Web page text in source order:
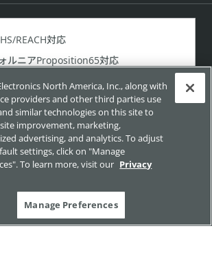
REACH対応
ルニアProposition65対応
質に関する規制法令と、それらに対する当社
説明します。
North America, Inc., along with
providers and other third parties use
similar technologies on this site to
improvement, marketing,
advertising, and analytics. To adjust
settings, click on "Manage
To learn more, visit our Privacy
Manage Preferences